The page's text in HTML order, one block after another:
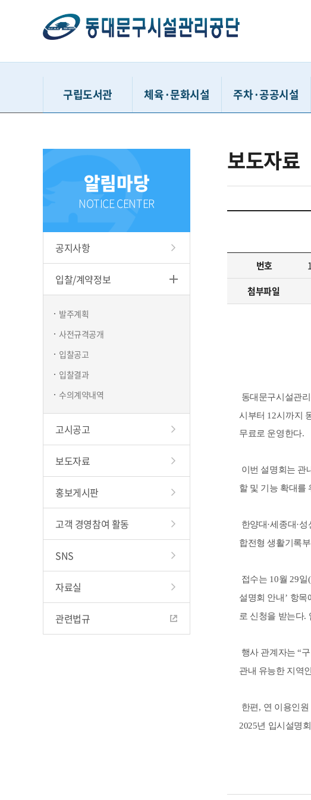
구립도서관
휘경어린이도서관
배봉산숲속도서관
체육·문화시설
동대문구체육관
중랑천체육시설
홍릉문화복지센터
주차·공공시설
시간주차
다사랑행복센터
창업지원센터
알림마당
NOTICE CENTER
공지사항
입찰/계약정보
발주계획
사전규격공개
입찰공고
입찰결과
수의계약내역
고시공고
보도자료
홍보게시판
고객 경영참여 활동
SNS
자료실
관련법규
보도자료
번호
첨부파일
동대문구시설관
시부터 12시까지
무료로 운영한다.
이번 설명회는 관
할 및 기능 확대를
한양대·세종대·성
합전형 생활기록부
접수는 10월 29일(
설명회 안내 ’ 항목
로 신청을 받는다.
행사 관계자는“
관내 유능한 지역
한편 , 연 이용인원
2025년 입시설명